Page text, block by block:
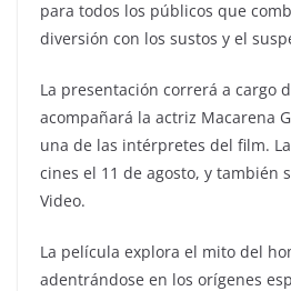
para todos los públicos que
diversión con los sustos y el
La presentación correrá a cargo
acompañará la actriz Macarena
una de las intérpretes del film.
cines el 11 de agosto, y también
Video.
La película explora el mito del
adentrándose en los orígenes